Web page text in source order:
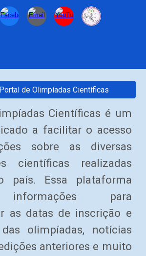
de Olimpíadas Científicas
Científicas é um
a facilitar o acesso
sobre as diversas
científicas realizadas
país. Essa plataforma
para
as datas de inscrição e
olimpíadas, notícias
anteriores e muito